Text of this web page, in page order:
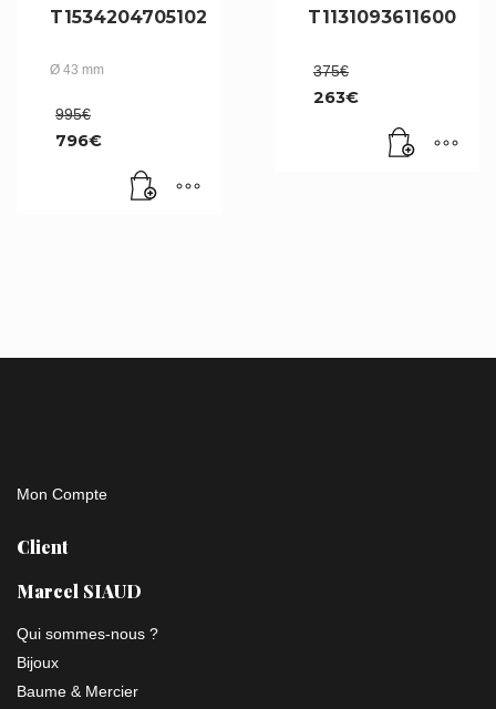
T1534204705102
Ø 43 mm
995€
était :
995€.
796€
T1131093611600
375€
était :
375€.
263€
Mon Compte
Client
Marcel SIAUD
Qui sommes-nous ?
Bijoux
Baume & Mercier